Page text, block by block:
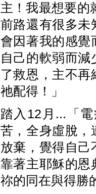
主！我最想要
前路還有很多未
會因著我的感覺
自己的軟弱而
了救恩，主不
祂配得！」
踏入12月...「
苦，全身虛脫，
放棄，覺得自己
靠著主耶穌的恩
祢的同在與得勝